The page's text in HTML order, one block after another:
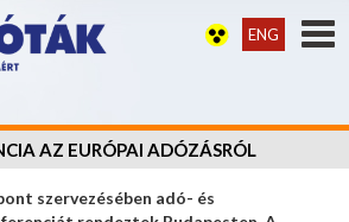
ENG
AZ EURÓPAI ADÓZÁSRÓL
szervezésében adó- és